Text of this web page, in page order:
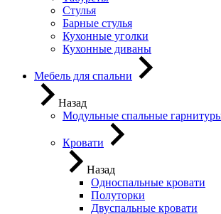
Стулья
Барные стулья
Кухонные уголки
Кухонные диваны
Мебель для спальни
Назад
Модульные спальные
Кровати
Назад
Односпальные кровати
Полуторки
Двуспальные кровати